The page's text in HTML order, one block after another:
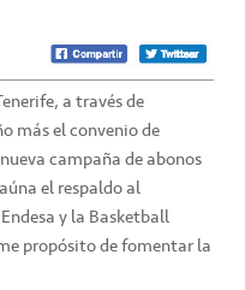
a través de
más el convenio de
campaña de abonos
el respaldo al
y la Basketball
propósito de fomentar la